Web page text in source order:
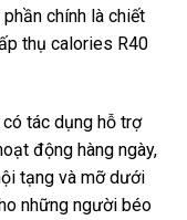
chính là chiết
thụ calories R40
tác dụng hỗ trợ
động hàng ngày,
tạng và mỡ dưới
những người béo